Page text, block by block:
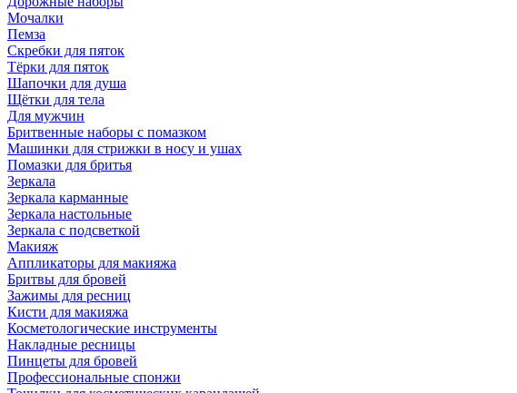
Мочалки
Пемза
Скребки для пяток
Тёрки для пяток
Шапочки для душа
Щётки для тела
Для мужчин
Бритвенные наборы с помазком
Машинки для стрижки в носу и ушах
Помазки для бритья
Зеркала
Зеркала карманные
Зеркала настольные
Зеркала с подсветкой
Макияж
Аппликаторы для макияжа
Бритвы для бровей
Зажимы для ресниц
Кисти для макияжа
Косметологические инструменты
Накладные ресницы
Пинцеты для бровей
Профессиональные спонжи